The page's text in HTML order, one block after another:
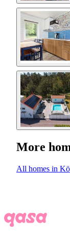
More
All homes in